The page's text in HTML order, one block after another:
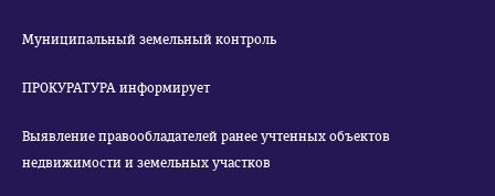
Муниципальный земельный контроль
ПРОКУРАТУРА информирует
Выявление правообладателей ранее учтенных объектов
недвижимости и земельных участков